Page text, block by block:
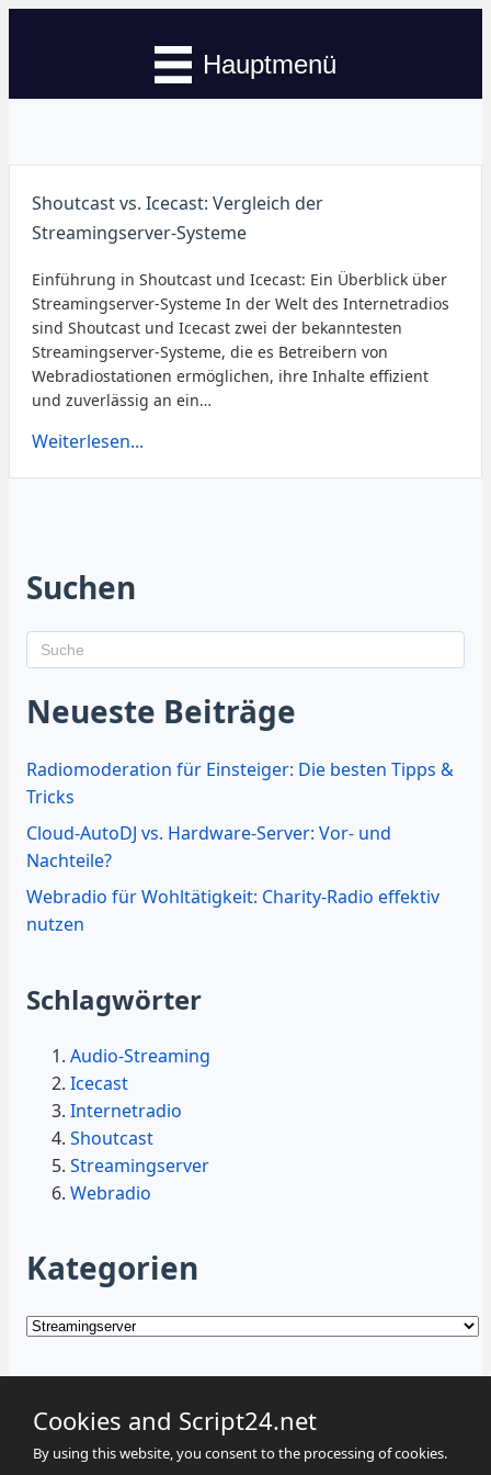
Hauptmenü
Shoutcast vs. Icecast: Vergleich der
Streamingserver-Systeme
Einführung in Shoutcast und Icecast: Ein Überblick über
Streamingserver-Systeme In der Welt des Internetradios
sind Shoutcast und Icecast zwei der bekanntesten
Streamingserver-Systeme, die es Betreibern von
Webradiostationen ermöglichen, ihre Inhalte effizient
und zuverlässig an ein…
Weiterlesen...
Suchen
Neueste Beiträge
Radiomoderation für Einsteiger: Die besten Tipps &
Tricks
Cloud-AutoDJ vs. Hardware-Server: Vor- und
Nachteile?
Webradio für Wohltätigkeit: Charity-Radio effektiv
nutzen
Schlagwörter
Audio-Streaming
Icecast
Internetradio
Shoutcast
Streamingserver
Webradio
Kategorien
Kategorien
Cookies and Script24.net
By using this website, you consent to the processing of cookies.